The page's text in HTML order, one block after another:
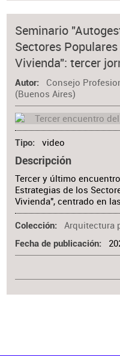
Seminario
Sectores
Vivienda": tercer
Autor
Consejo
(Buenos Aires)
Tipo video
Descripción
Tercer y último
Estrategias de los
Vivienda", centrado en
Colección Arquitectura
Fecha de publicación